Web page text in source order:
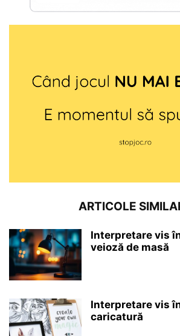
ARTICOLE
Interpretare vis
veioză de masă
Interpretare vis
caricatură